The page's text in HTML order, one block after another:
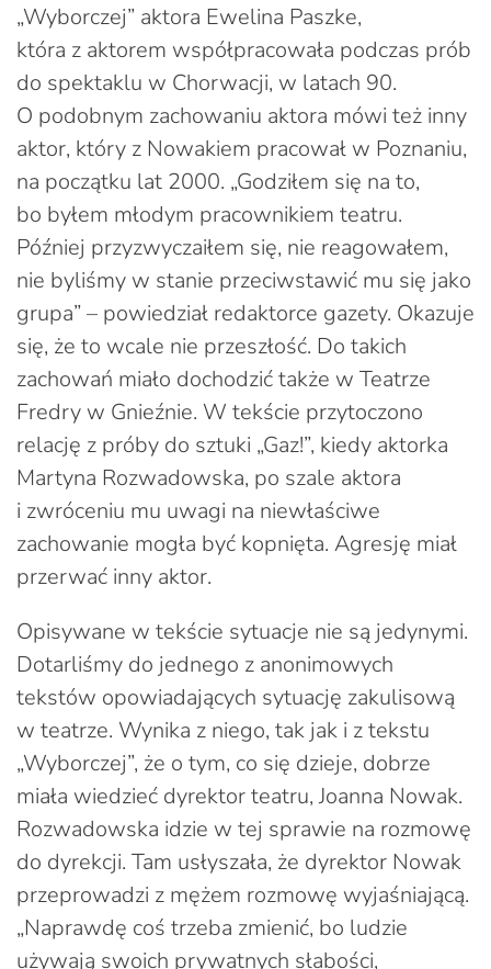
„Wyborczej” aktora Ewelina Paszke,
która z aktorem współpracowała podczas prób
do spektaklu w Chorwacji, w latach 90.
O podobnym zachowaniu aktora mówi też inny
aktor, który z Nowakiem pracował w Poznaniu,
na początku lat 2000. „Godziłem się na to,
bo byłem młodym pracownikiem teatru.
Później przyzwyczaiłem się, nie reagowałem,
nie byliśmy w stanie przeciwstawić mu się jako
grupa” – powiedział redaktorce gazety. Okazuje
się, że to wcale nie przeszłość. Do takich
zachowań miało dochodzić także w Teatrze
Fredry w Gnieźnie. W tekście przytoczono
relację z próby do sztuki „Gaz!”, kiedy aktorka
Martyna Rozwadowska, po szale aktora
i zwróceniu mu uwagi na niewłaściwe
zachowanie mogła być kopnięta. Agresję miał
przerwać inny aktor.
Opisywane w tekście sytuacje nie są jedynymi.
Dotarliśmy do jednego z anonimowych
tekstów opowiadających sytuację zakulisową
w teatrze. Wynika z niego, tak jak i z tekstu
„Wyborczej”, że o tym, co się dzieje, dobrze
miała wiedzieć dyrektor teatru, Joanna Nowak.
Rozwadowska idzie w tej sprawie na rozmowę
do dyrekcji. Tam usłyszała, że dyrektor Nowak
przeprowadzi z mężem rozmowę wyjaśniającą.
„Naprawdę coś trzeba zmienić, bo ludzie
używają swoich prywatnych słabości,